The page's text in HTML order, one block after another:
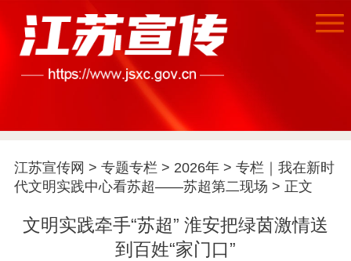
江苏宣传网 > 专题专栏 > 2026年> 专栏｜我在新时
代文明实践中心看苏超——苏超第二现场 > 正文
文明实践牵手“苏超” 淮安把绿茵激情送
到百姓“家门口”